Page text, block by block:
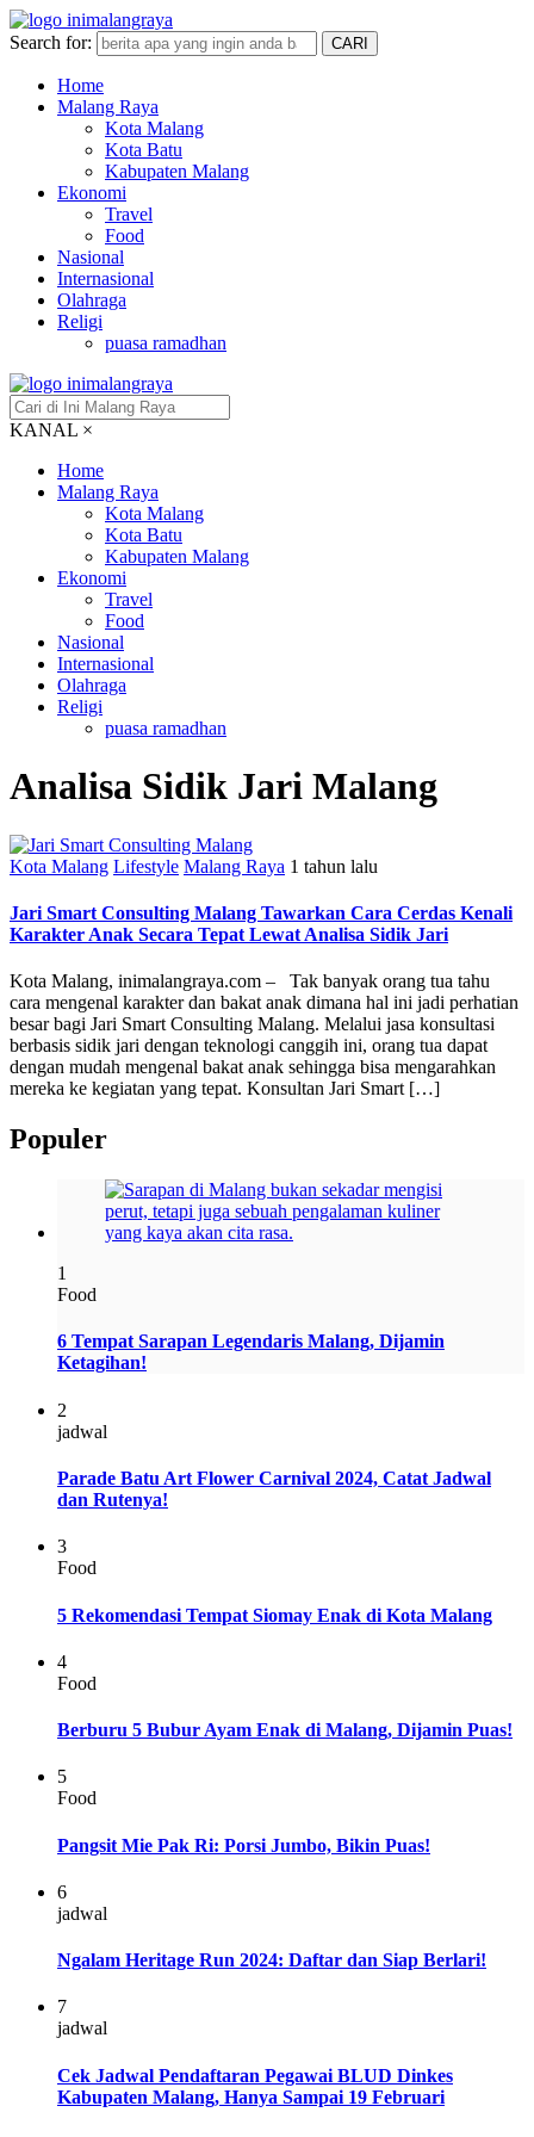
Search for: CARI
Home
Malang Raya
Kota Malang
Kota Batu
Kabupaten Malang
Ekonomi
Travel
Food
Nasional
Internasional
Olahraga
Religi
puasa ramadhan
KANAL ×
Home
Malang Raya
Kota Malang
Kota Batu
Kabupaten Malang
Ekonomi
Travel
Food
Nasional
Internasional
Olahraga
Religi
puasa ramadhan
Analisa Sidik Jari Malang
Kota Malang Lifestyle Malang Raya 1 tahun lalu
Jari Smart Consulting Malang Tawarkan Cara Cerdas Kenali
Karakter Anak Secara Tepat Lewat Analisa Sidik Jari
Kota Malang, inimalangraya.com – Tak banyak orang tua tahu
cara mengenal karakter dan bakat anak dimana hal ini jadi perhatian
besar bagi Jari Smart Consulting Malang. Melalui jasa konsultasi
berbasis sidik jari dengan teknologi canggih ini, orang tua dapat
dengan mudah mengenal bakat anak sehingga bisa mengarahkan
mereka ke kegiatan yang tepat. Konsultan Jari Smart […]
Populer
1
Food
6 Tempat Sarapan Legendaris Malang, Dijamin
Ketagihan!
2
jadwal
Parade Batu Art Flower Carnival 2024, Catat Jadwal
dan Rutenya!
3
Food
5 Rekomendasi Tempat Siomay Enak di Kota Malang
4
Food
Berburu 5 Bubur Ayam Enak di Malang, Dijamin Puas!
5
Food
Pangsit Mie Pak Ri: Porsi Jumbo, Bikin Puas!
6
jadwal
Ngalam Heritage Run 2024: Daftar dan Siap Berlari!
7
jadwal
Cek Jadwal Pendaftaran Pegawai BLUD Dinkes
Kabupaten Malang, Hanya Sampai 19 Februari